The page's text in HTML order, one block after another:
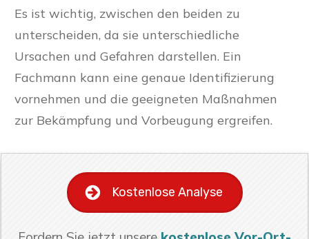
Es ist wichtig, zwischen den beiden zu
unterscheiden, da sie unterschiedliche
Ursachen und Gefahren darstellen. Ein
Fachmann kann eine genaue Identifizierung
vornehmen und die geeigneten Maßnahmen
zur Bekämpfung und Vorbeugung ergreifen.
Kostenlose Analyse